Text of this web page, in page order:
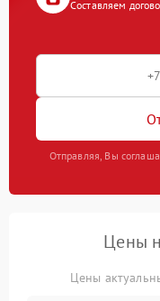
Составляем
Отправляя, Вы
Цены
Цены